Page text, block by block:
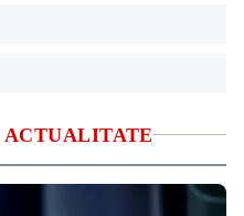
ACTUALITATE